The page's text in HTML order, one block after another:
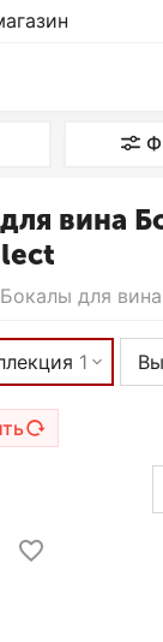
вина
Бокалы для вина
1